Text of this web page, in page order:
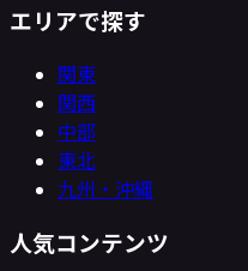
エリアで探す
関東
関西
中部
東北
九州・沖縄
人気コンテンツ